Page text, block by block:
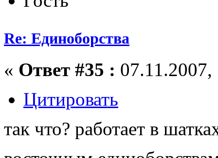
Re: Единоборства
« Ответ #35 :
Цитировать
так что? работает в